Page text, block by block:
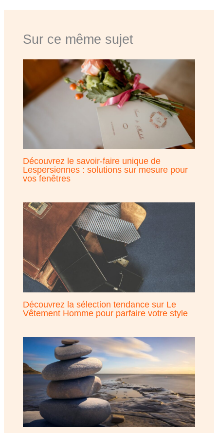
Sur ce même sujet
Découvrez le savoir-faire unique de
Lespersiennes : solutions sur mesure pour
vos fenêtres
Découvrez la sélection tendance sur Le
Vêtement Homme pour parfaire votre style